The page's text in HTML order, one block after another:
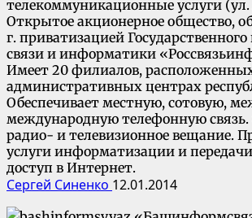
телекоммуникационные услуги (ул.
Открытое акционерное общество,
г. приватизацией
связи и информатики
Имеет 20 филиалов,
административных центрах
Обеспечивает местную, сотовую,
международную телефонную связь.
радио- и телевизионное вещание.
услуги информатизации и
доступ в Интернет.
Сергей Синенко 12.01.2014